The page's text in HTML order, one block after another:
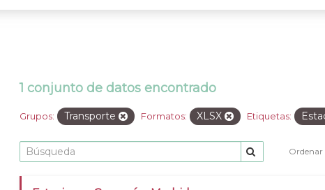
1 conjunto de datos encontrado
Grupos: Transporte Formatos: XLSX Etiquetas:
Ordenar